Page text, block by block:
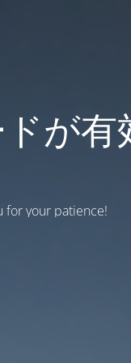
が有
for your patience!